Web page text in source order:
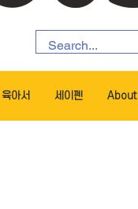
육아서 세이펜 About